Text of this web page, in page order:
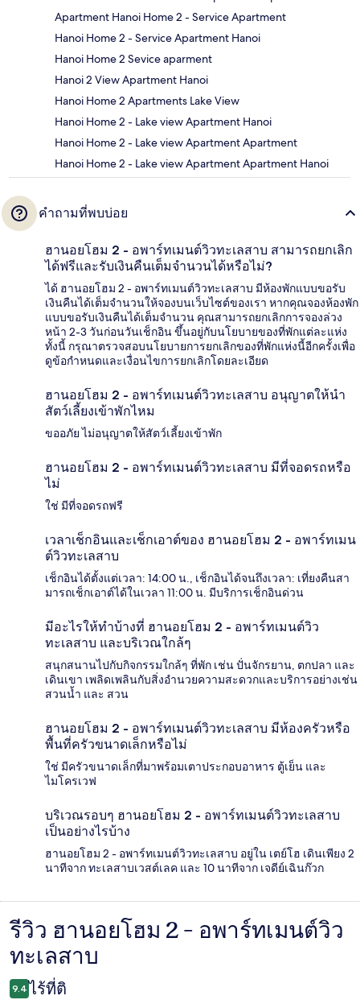
Apartment Hanoi Home 2 - Service Apartment
Hanoi Home 2 - Service Apartment Hanoi
Hanoi Home 2 Sevice aparment
Hanoi 2 View Apartment Hanoi
Hanoi Home 2 Apartments Lake View
Hanoi Home 2 - Lake view Apartment Hanoi
Hanoi Home 2 - Lake view Apartment Apartment
Hanoi Home 2 - Lake view Apartment Apartment Hanoi
คำถามที่พบบ่อย
ฮานอยโฮม 2 - อพาร์ทเมนต์วิวทะเลสาบ สามารถยกเลิก
ได้ฟรีและรับเงินคืนเต็มจำนวนได้หรือไม่?
ได้ ฮานอยโฮม 2 - อพาร์ทเมนต์วิวทะเลสาบ มีห้องพักแบบขอรับ
เงินคืนได้เต็มจำนวนให้จองบนเว็บไซต์ของเรา หากคุณจองห้องพัก
แบบขอรับเงินคืนได้เต็มจำนวน คุณสามารถยกเลิกการจองล่วง
หน้า 2-3 วันก่อนวันเช็กอิน ขึ้นอยู่กับนโยบายของที่พักแต่ละแห่ง
ทั้งนี้ กรุณาตรวจสอบนโยบายการยกเลิกของที่พักแห่งนี้อีกครั้งเพื่อ
ดูข้อกำหนดและเงื่อนไขการยกเลิกโดยละเอียด
ฮานอยโฮม 2 - อพาร์ทเมนต์วิวทะเลสาบ อนุญาตให้นำ
สัตว์เลี้ยงเข้าพักไหม
ขออภัย ไม่อนุญาตให้สัตว์เลี้ยงเข้าพัก
ฮานอยโฮม 2 - อพาร์ทเมนต์วิวทะเลสาบ มีที่จอดรถหรือ
ไม่
ใช่ มีที่จอดรถฟรี
เวลาเช็กอินและเช็กเอาต์ของ ฮานอยโฮม 2 - อพาร์ทเมน
ต์วิวทะเลสาบ
เช็กอินได้ตั้งแต่เวลา: 14:00 น., เช็กอินได้จนถึงเวลา: เที่ยงคืนสา
มารถเช็กเอาต์ได้ในเวลา 11:00 น. มีบริการเช็กอินด่วน
มีอะไรให้ทำบ้างที่ ฮานอยโฮม 2 - อพาร์ทเมนต์วิว
ทะเลสาบ และบริเวณใกล้ๆ
สนุกสนานไปกับกิจกรรมใกล้ๆ ที่พัก เช่น ปั่นจักรยาน, ตกปลา และ
เดินเขา เพลิดเพลินกับสิ่งอำนวยความสะดวกและบริการอย่างเช่น
สวนน้ำ และ สวน
ฮานอยโฮม 2 - อพาร์ทเมนต์วิวทะเลสาบ มีห้องครัวหรือ
พื้นที่ครัวขนาดเล็กหรือไม่
ใช่ มีครัวขนาดเล็กที่มาพร้อมเตาประกอบอาหาร ตู้เย็น และ
ไมโครเวฟ
บริเวณรอบๆ ฮานอยโฮม 2 - อพาร์ทเมนต์วิวทะเลสาบ
เป็นอย่างไรบ้าง
ฮานอยโฮม 2 - อพาร์ทเมนต์วิวทะเลสาบ อยู่ใน เตย์โฮ เดินเพียง 2
นาทีจาก ทะเลสาบเวสต์เลค และ 10 นาทีจาก เจดีย์เฉินก๊วก
รีวิว
รีวิว ฮานอยโฮม 2 - อพาร์ทเมนต์วิว
ทะเลสาบ
9.4 ไร้ที่ติ